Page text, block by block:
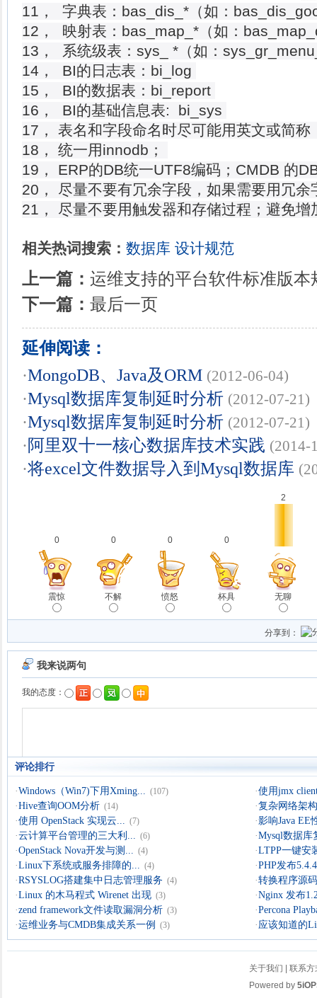
11， 字典表：bas_dis_*（如：
12， 映射表：bas_map_*（如：
13， 系统级表：sys_ *（如：
14， BI的日志表：bi_log
15， BI的数据表：bi_report
16， BI的基础信息表: bi_sys
17， 表名和字段命名时尽可能用英文或简
18， 统一用innodb；
19， ERP的DB统一UTF8编码；CMDB 的
20， 尽量不要有冗余字段，如果需要用冗
21， 尽量不要用触发器和存储过程；避免增
相关热词搜索： 数据库 设计规范
上一篇： 运维支持的平台软件标准版本
下一篇： 最后一页
延伸阅读：
·MongoDB、Java及ORM (2012-06-04)
·Mysql数据库复制延时分析 (2012-07-21)
·Mysql数据库复制延时分析 (2012-07-21)
·阿里双十一核心数据库技术实践 (2014-
·将excel文件数据导入到Mysql数据库
0
震惊
0
不解
0
愤怒
0
杯具
2
无聊
分享到：
评论排行
·Windows（Win7)下用Xming... (107) ·使用jmx
·Hive查询OOM分析 (14) ·复杂网络架
·使用 OpenStack 实现云... (7) ·影响Java EE
·云计算平台管理的三大利... (6) ·Mysql数据库
·OpenStack Nova开发与测... (4) ·LTPP一键安
·Linux下系统或服务排障的... (4) ·PHP发布
·RSYSLOG搭建集中日志管理服务 (4) ·转换程序源
·Linux 的木马程式 Wirenet 出现 (3) ·Nginx 发布
·zend framework文件读取漏洞分析 (3) ·Percona
·运维业务与CMDB集成关系一例 (3) · 应该知道的
关于我们
联系方
Powered by